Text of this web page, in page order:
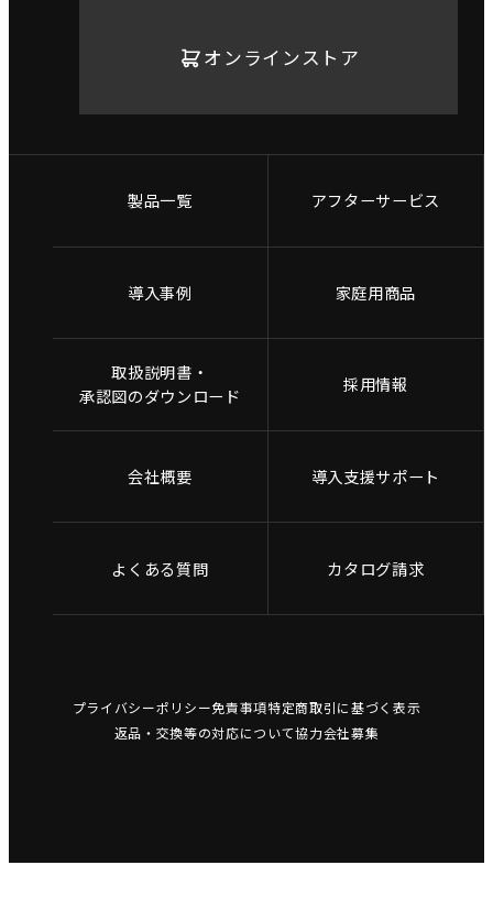
オンラインストア
製品一覧 アフターサービス
導入事例 家庭用商品
取扱説明書・
承認図のダウンロード
採用情報
会社概要 導入支援サポート
よくある質問 カタログ請求
プライバシーポリシー免責事項特定商取引に基づく表示
返品・交換等の対応について協力会社募集